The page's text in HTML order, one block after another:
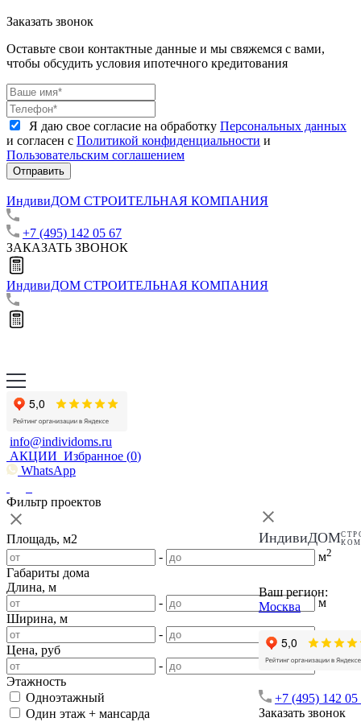
Заказать звонок
Оставьте свои контактные данные и мы свяжемся с вами,
чтобы обсудить условия ипотечного кредитования
Я даю свое согласие на обработку Персональных данных
и согласен с Политикой конфиденциальности и
Пользовательским соглашением
Отправить
ИндивиДОМ СТРОИТЕЛЬНАЯ КОМПАНИЯ
+7 (495) 142 05 67
ЗАКАЗАТЬ ЗВОНОК
ИндивиДОМ СТРОИТЕЛЬНАЯ КОМПАНИЯ
info@individoms.ru
АКЦИИ Избранное (0)
WhatsApp
ИндивиДОМ
Ваш регион:
Москва
+7 (495) 142 05
Заказать звонок
Фильтр проектов
Площадь, м2
-
м2
Габариты дома
Длина, м
-
м
Ширина, м
-
Цена, руб
-
Этажность
Одноэтажный
Один этаж + мансарда